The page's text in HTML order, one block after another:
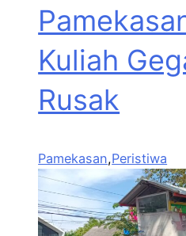
Kuliah
Rusak
Pamekasan,Peristiwa